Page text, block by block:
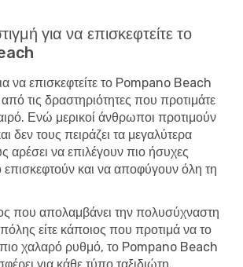
για να επισκεφτείτε το
να επισκεφτείτε το Pompano Beach
τις δραστηριότητες που προτιμάτε
Ενώ μερικοί άνθρωποι προτιμούν
δεν τους πειράζει τα μεγαλύτερα
αρέσει να επιλέγουν πιο ήσυχες
επισκεφτούν και να αποφύγουν όλη τη
που απολαμβάνει την πολυσύχναστη
είτε κάποιος που προτιμά να το
πιο χαλαρό ρυθμό, το Pompano Beach